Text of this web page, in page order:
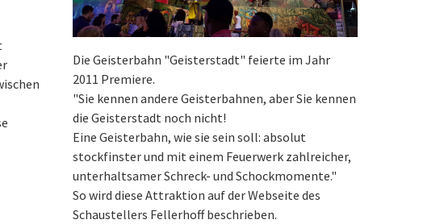
Die Geisterbahn "Geisterstadt" feierte im Jahr
2011 Premiere.
"Sie kennen andere Geisterbahnen, aber Sie kennen
die Geisterstadt noch nicht!
Eine Geisterbahn, wie sie sein soll: absolut
stockfinster und mit einem Feuerwerk zahlreicher,
unterhaltsamer Schreck- und Schockmomente."
So wird diese Attraktion auf der Webseite des
Schaustellers Fellerhoff beschrieben.